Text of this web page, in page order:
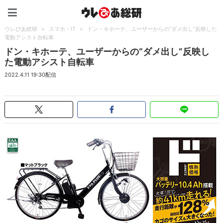
ウレぴあ総研 > スマホ・IT >
ドン・キホーテ、ユーザーからの“ダメ出し”反映した
電動アシスト自転車
ドン・キホーテ、ユーザーからの“ダメ出し”反映し
た電動アシスト自転車
2022.4.11 19:30配信